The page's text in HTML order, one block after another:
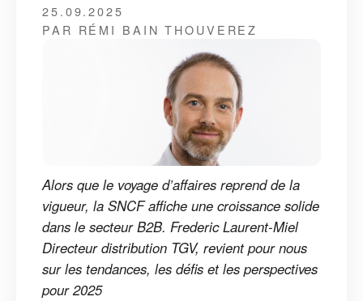
25.09.2025
PAR RÉMI BAIN THOUVEREZ
Alors que le voyage d’affaires reprend de la
vigueur, la SNCF affiche une croissance solide
dans le secteur B2B. Frederic Laurent-Miel
Directeur distribution TGV, revient pour nous
sur les tendances, les défis et les perspectives
pour 2025